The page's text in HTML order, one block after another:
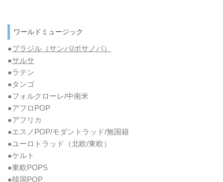
ワールドミュージック
●ブラジル（サンバ/ボサノバ）
●サルサ
●ラテン
●タンゴ
●フォルクローレ/中南米
●アフロPOP
●アフリカ
●エスノPOP/モダントラッド/無国籍
●ユーロトラッド（北欧/東欧）
●ケルト
●東欧POPS
●韓国POP